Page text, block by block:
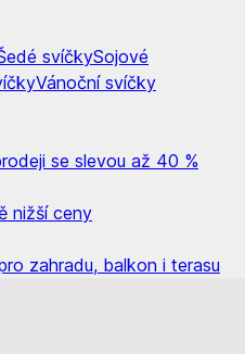
svíčkySojové
Vánoční svíčky
se slevou až 40 %
nižší ceny
zahradu, balkon i terasu